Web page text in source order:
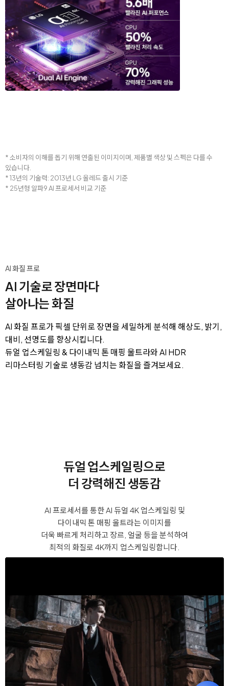
* 소비자의 이해를 돕기 위해 연출된 이미지이며, 제품별 색상 및 스펙은 다를 수
있습니다.
* 13년의 기술력: 2013년 LG 올레드 출시 기준
* 25년형 알파9 AI 프로세서 비교 기준
AI 화질 프로
AI 기술로 장면마다
살아나는 화질
AI 화질 프로가 픽셀 단위로 장면을 세밀하게 분석해 해상도, 밝기,
대비, 선명도를 향상시킵니다.
듀얼 업스케일링 & 다이내믹 톤 매핑 울트라와 AI HDR
리마스터링 기술로 생동감 넘치는 화질을 즐겨보세요.
듀얼 업스케일링으로
더 강력해진 생동감
AI 프로세서를 통한 AI 듀얼 4K 업스케일링 및
다이내믹 톤 매핑 울트라는 이미지를
더욱 빠르게 처리하고 장르, 얼굴 등을 분석하여
최적의 화질로 4K까지 업스케일링합니다.